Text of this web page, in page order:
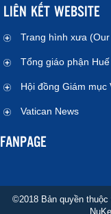
LIÊN KẾT WEBSITE
Trang hình xưa
Tổng giáo phận Huế
Hội đồng Giám mục
Vatican News
FANPAGE
©2018 Bản quyền